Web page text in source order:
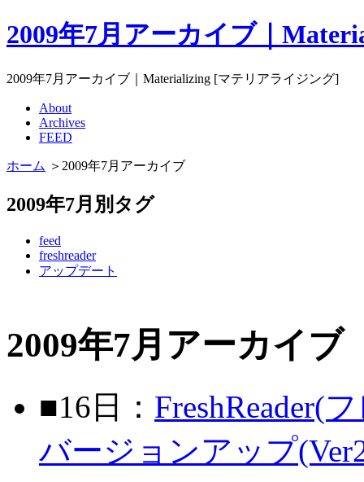
2009年7月アーカイブ｜
2009年7月アーカイブ｜Materializing [マテリアライジング]
About
Archives
FEED
ホーム ＞2009年7月アーカイブ
2009年7月別タグ
feed
freshreader
アップデート
2009年7月アーカイブ
■16日： FreshReader(
バージョンアップ